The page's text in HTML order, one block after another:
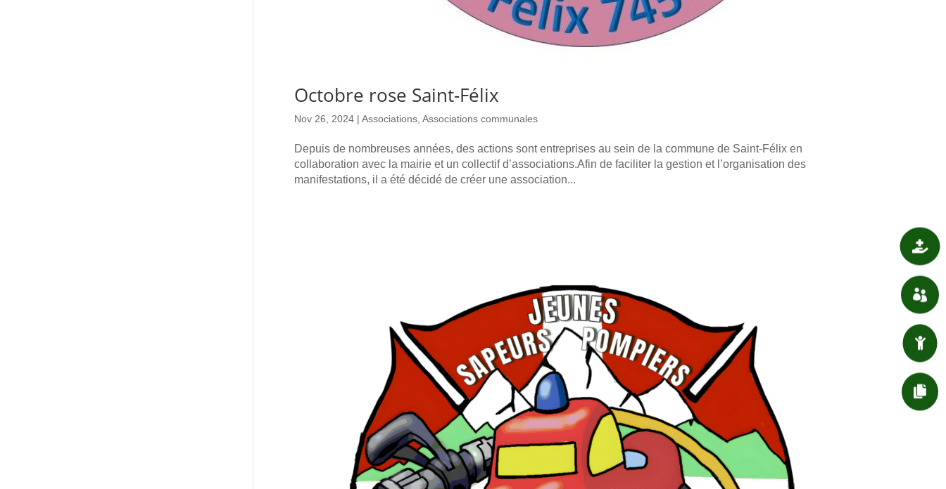




Octobre rose Saint-Félix
Nov 26, 2024| Associations, Associations communales
Depuis de nombreuses années, des actions sont entreprises au sein de la commune de Saint-Félix en
collaboration avec la mairie et un collectif d’associations.Afin de faciliter la gestion et l’organisation des
manifestations, il a été décidé de créer une association...